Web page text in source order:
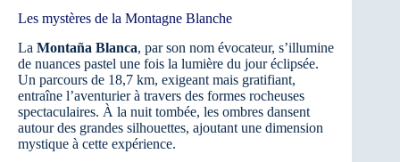
Les mystères de la Montagne Blanche
La Montaña Blanca, par son nom évocateur, s’illumine
de nuances pastel une fois la lumière du jour éclipsée.
Un parcours de 18,7 km, exigeant mais gratifiant,
entraîne l’aventurier à travers des formes rocheuses
spectaculaires. À la nuit tombée, les ombres dansent
autour des grandes silhouettes, ajoutant une dimension
mystique à cette expérience.